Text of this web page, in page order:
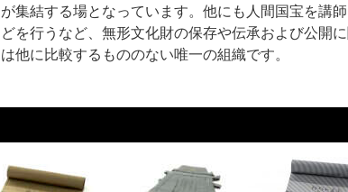
が集結する場となっています。他にも人間国宝を講
どを行うなど、無形文化財の保存や伝承および公開
は他に比較するもののない唯一の組織です。